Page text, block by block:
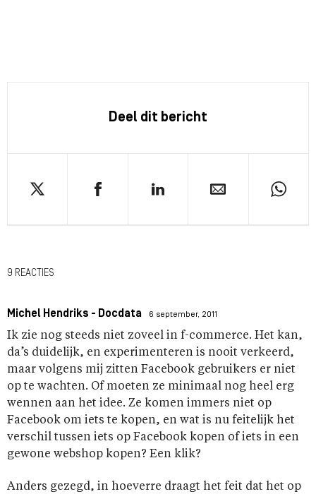
Deel dit bericht
9 REACTIES
Michel Hendriks - Docdata 6 september, 2011
Ik zie nog steeds niet zoveel in f-commerce. Het kan,
da’s duidelijk, en experimenteren is nooit verkeerd,
maar volgens mij zitten Facebook gebruikers er niet
op te wachten. Of moeten ze minimaal nog heel erg
wennen aan het idee. Ze komen immers niet op
Facebook om iets te kopen, en wat is nu feitelijk het
verschil tussen iets op Facebook kopen of iets in een
gewone webshop kopen? Een klik?
Anders gezegd, in hoeverre draagt het feit dat het op